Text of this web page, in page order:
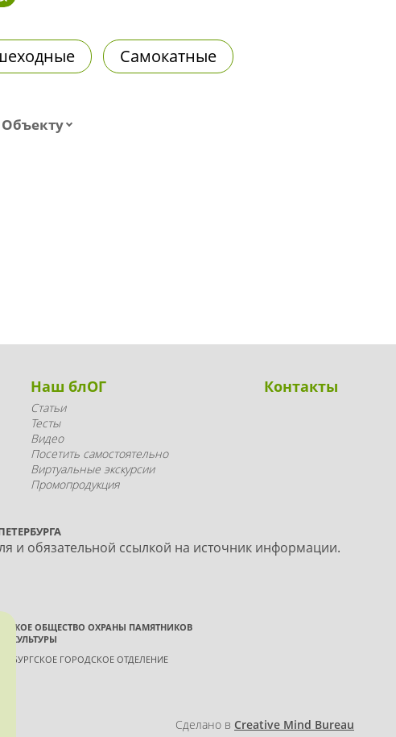
Самокатные
Объекту
Наш блОГ
Статьи
Тесты
Видео
Посетить самостоятельно
Виртуальные экскурсии
Промопродукция
Контакты
и обязательной ссылкой на источник информации.
ОБЩЕСТВО ОХРАНЫ ПАМЯТНИКОВ
КУЛЬТУРЫ
ГОРОДСКОЕ ОТДЕЛЕНИЕ
Сделано в Creative Mind Bureau